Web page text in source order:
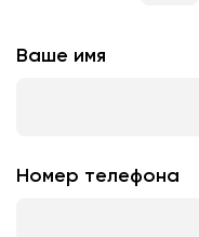
Ваше имя
Номер телефона